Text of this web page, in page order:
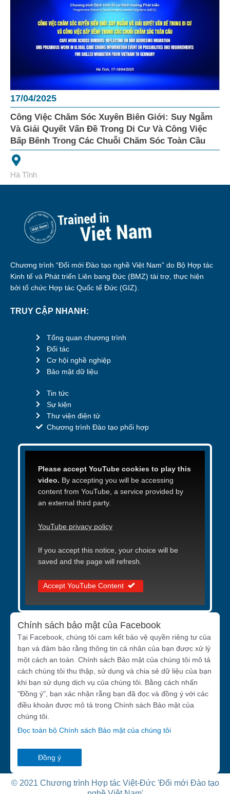
17/04/2025
Công Việc Chăm Sóc Xuyên Biên Giới: Suy Ngẫm
Và Giải Quyết Vấn Đề Trong Di Cư Và Công Việc
Bấp Bênh Trong Các Chuỗi Chăm Sóc Toàn Cầu
Hà Tĩnh
Chương trình “Đổi mới Đào tạo nghề Việt Nam” do Bộ Hợp tác
Kinh tế và Phát triển Liên bang Đức (BMZ) tài trợ, thực hiện
bởi tổ chức Hợp tác Quốc tế Đức (GIZ).
TRUY CẬP NHANH:
Tổng quan chương trình
Đối tác
Cơ hội nghề nghiệp
Bảo mật dữ liệu
Tin tức
Sự kiện
Thư viện điện tử
Chương trình Đào tạo phối hợp
Please accept YouTube cookies to play this
video. By accepting you will be accessing
content from YouTube, a service provided by
an external third party.
YouTube privacy policy
If you accept this notice, your choice will be
saved and the page will refresh.
Accept YouTube Content
Chính sách bảo mật của Facebook
Tại Facebook, chúng tôi cam kết bảo vệ quyền riêng tư của
bạn và đảm bảo rằng thông tin cá nhân của bạn được xử lý
một cách an toàn. Chính sách Bảo mật của chúng tôi mô tả
cách chúng tôi thu thập, sử dụng và chia sẻ dữ liệu của bạn
khi bạn sử dụng dịch vụ của chúng tôi. Bằng cách nhấn
"Đồng ý", bạn xác nhận rằng bạn đã đọc và đồng ý với các
điều khoản được mô tả trong Chính sách Bảo mật của
chúng tôi.
Đọc toàn bộ Chính sách Bảo mật của chúng tôi
Đồng ý
© 2021 Chương trình Hợp tác Việt-Đức 'Đổi mới Đào tạo